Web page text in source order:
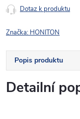
Dotaz k produktu
Značka: HONITON
Popis produktu
Detailní